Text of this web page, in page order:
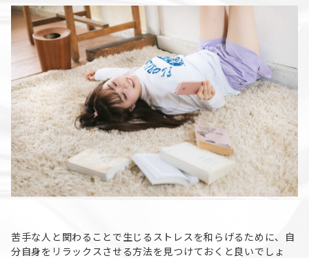
苦手な人と関わることで生じるストレスを和らげるために、自
分自身をリラックスさせる方法を見つけておくと良いでしょ